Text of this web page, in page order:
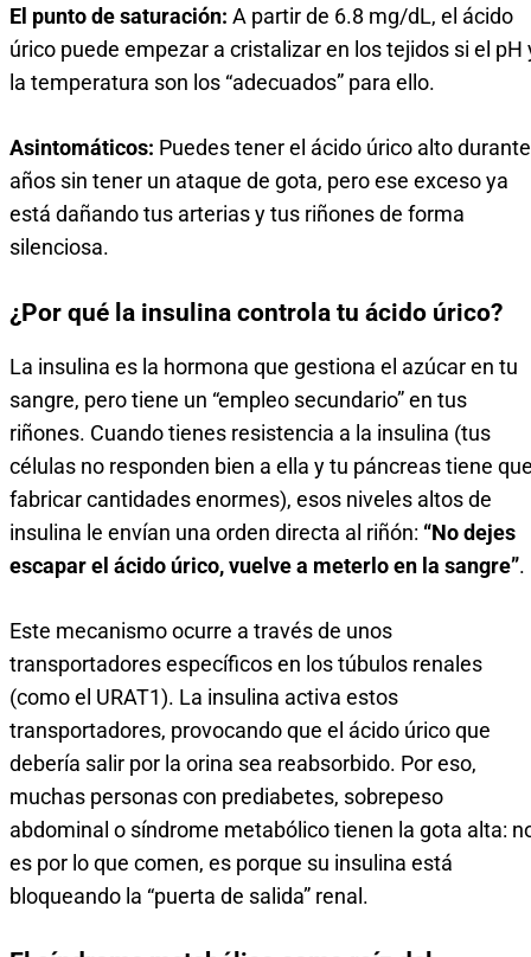
El punto de saturación: A partir de 6.8 mg/dL, el ácido
úrico puede empezar a cristalizar en los tejidos si el pH
la temperatura son los “adecuados” para ello.
Asintomáticos: Puedes tener el ácido úrico alto durante
años sin tener un ataque de gota, pero ese exceso ya
está dañando tus arterias y tus riñones de forma
silenciosa.
¿Por qué la insulina controla tu ácido úrico?
La insulina es la hormona que gestiona el azúcar en tu
sangre, pero tiene un “empleo secundario” en tus
riñones. Cuando tienes resistencia a la insulina (tus
células no responden bien a ella y tu páncreas tiene
fabricar cantidades enormes), esos niveles altos de
insulina le envían una orden directa al riñón: “No dejes
escapar el ácido úrico, vuelve a meterlo en la sangre”.
Este mecanismo ocurre a través de unos
transportadores específicos en los túbulos renales
(como el URAT1). La insulina activa estos
transportadores, provocando que el ácido úrico que
debería salir por la orina sea reabsorbido. Por eso,
muchas personas con prediabetes, sobrepeso
abdominal o síndrome metabólico tienen la gota alta:
es por lo que comen, es porque su insulina está
bloqueando la “puerta de salida” renal.